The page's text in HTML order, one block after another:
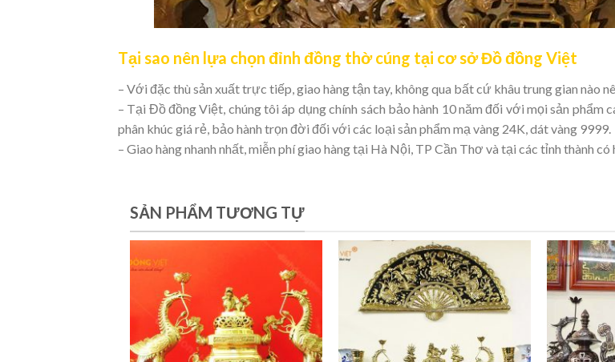
Tại sao nên lựa chọn đỉnh đồng thờ cúng tại cơ sở Đồ đồng Việt
– Với đặc thù sản xuất trực tiếp, giao hàng tận tay, không qua bất cứ khâu trung gian nào
– Tại Đồ đồng Việt, chúng tôi áp dụng chính sách bảo hành 10 năm đối với mọi sản phẩm
phân khúc giá rẻ, bảo hành trọn đời đối với các loại sản phẩm mạ vàng 24K, dát vàng 9999.
– Giao hàng nhanh nhất, miễn phí giao hàng tại Hà Nội, TP Cần Thơ và tại các tỉnh thành
SẢN PHẨM TƯƠNG TỰ